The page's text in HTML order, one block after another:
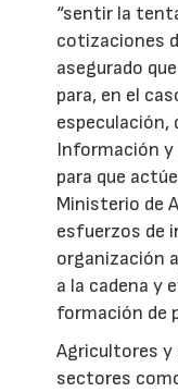
“sentir la
cotizaciones
asegurado
para, en el
especulación,
Información y
para que
Ministerio de
esfuerzos de
organización
a la cadena y
formación de
Agricultores y
sectores